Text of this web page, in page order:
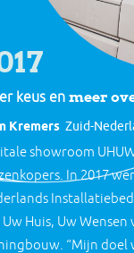
keus en meer
Kremers Zuid-
showroom
In 2017
Uw Huis, Uw
“Mijn doel